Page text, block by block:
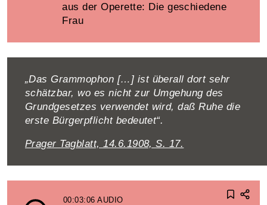
aus der Operette: Die geschiedene
Frau
„Das Grammophon […] ist überall dort sehr
schätzbar, wo es nicht zur Umgehung des
Grundgesetzes verwendet wird, daß Ruhe die
erste Bürgerpflicht bedeutet“.
Prager Tagblatt, 14.6.1908, S. 17.
00:03:06AUDIO